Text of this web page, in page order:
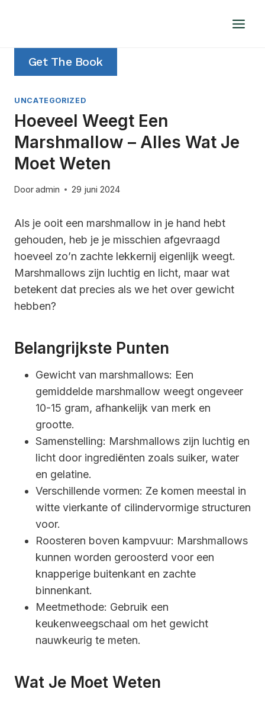
Get The Book
UNCATEGORIZED
Hoeveel Weegt Een
Marshmallow – Alles Wat Je
Moet Weten
Dooradmin 29 juni 2024
Als je ooit een marshmallow in je hand hebt
gehouden, heb je je misschien afgevraagd
hoeveel zo’n zachte lekkernij eigenlijk weegt.
Marshmallows zijn luchtig en licht, maar wat
betekent dat precies als we het over gewicht
hebben?
Belangrijkste Punten
Gewicht van marshmallows: Een
gemiddelde marshmallow weegt ongeveer
10-15 gram, afhankelijk van merk en
grootte.
Samenstelling: Marshmallows zijn luchtig en
licht door ingrediënten zoals suiker, water
en gelatine.
Verschillende vormen: Ze komen meestal in
witte vierkante of cilindervormige structuren
voor.
Roosteren boven kampvuur: Marshmallows
kunnen worden geroosterd voor een
knapperige buitenkant en zachte
binnenkant.
Meetmethode: Gebruik een
keukenweegschaal om het gewicht
nauwkeurig te meten.
Wat Je Moet Weten